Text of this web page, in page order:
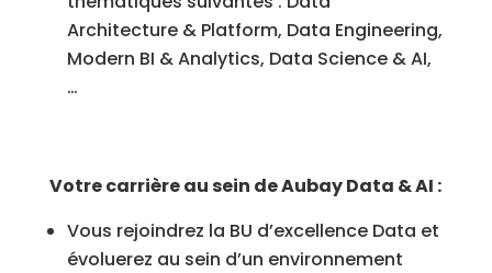
Architecture & Platform, Data Engineering,
Modern BI & Analytics, Data Science & AI,
…
Votre carrière au sein de Aubay Data & AI :
Vous rejoindrez la BU d’excellence Data et
évoluerez au sein d’un environnement